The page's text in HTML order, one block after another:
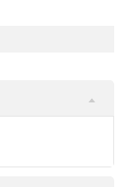
1 884,24 ₽